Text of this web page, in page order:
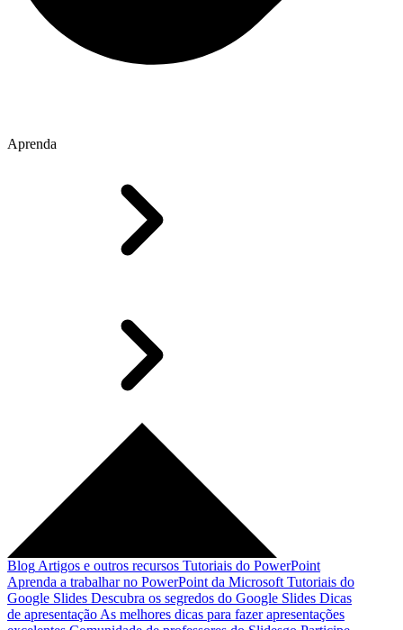
Aprenda
Blog Artigos e outros recursos Tutoriais do PowerPoint
Aprenda a trabalhar no PowerPoint da Microsoft Tutoriais do
Google Slides Descubra os segredos do Google Slides Dicas
de apresentação As melhores dicas para fazer apresentações